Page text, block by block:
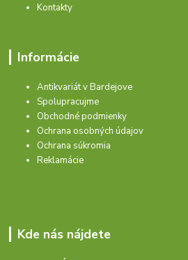
Kontakty
Informácie
Antikvariát v Bardejove
Spolupracujme
Obchodné podmienky
Ochrana osobných údajov
Ochrana súkromia
Reklamácie
Kde nás nájdete